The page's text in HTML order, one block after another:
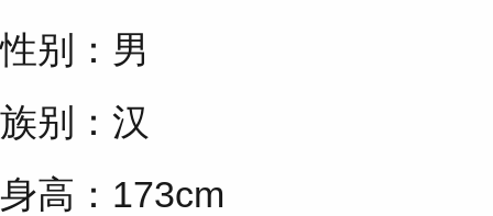
性别：男
族别：汉
身高：173cm